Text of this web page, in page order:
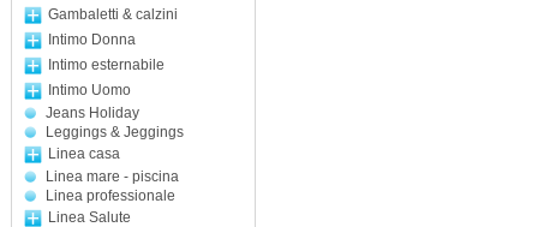
Gambaletti & calzini
Intimo Donna
Intimo esternabile
Intimo Uomo
Jeans Holiday
Leggings & Jeggings
Linea casa
Linea mare - piscina
Linea professionale
Linea Salute